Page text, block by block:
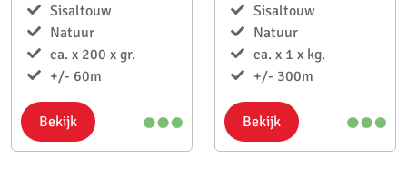
Sisaltouw
Natuur
ca. x 200 x gr.
+/- 60m
Bekijk
Sisaltouw
Natuur
ca. x 1 x kg.
+/- 300m
Bekijk